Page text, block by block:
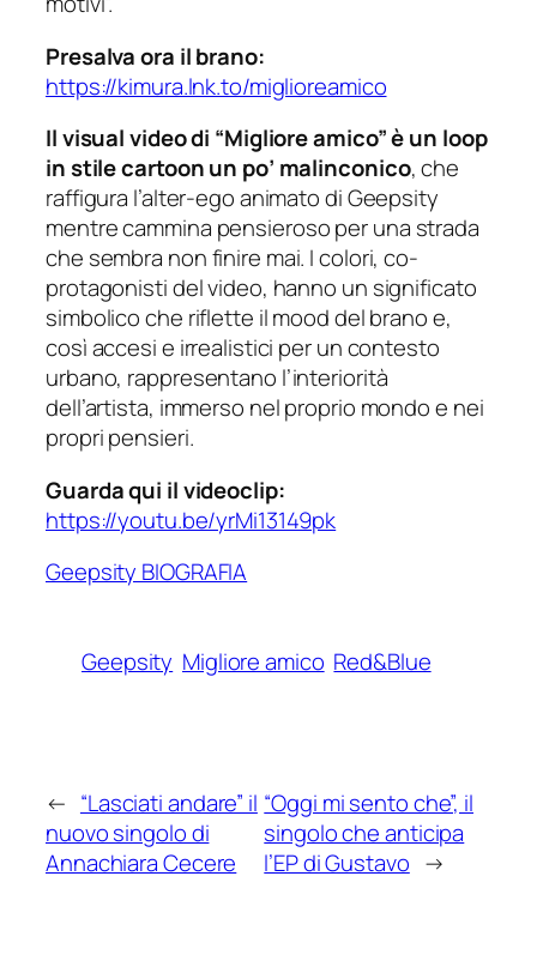
Presalva ora il brano:
https://kimura.lnk.to/miglioreamico
Il visual video di “Migliore amico” è un loop
in stile cartoon un po’ malinconico, che
raffigura l’alter-ego animato di Geepsity
mentre cammina pensieroso per una strada
che sembra non finire mai. I colori, co-
protagonisti del video, hanno un significato
simbolico che riflette il mood del brano e,
così accesi e irrealistici per un contesto
urbano, rappresentano l’interiorità
dell’artista, immerso nel proprio mondo e nei
propri pensieri.
Guarda qui il videoclip:
https://youtu.be/yrMi13149pk
Geepsity BIOGRAFIA
Geepsity Migliore amico Red&Blue
← “Lasciati andare” il
nuovo singolo di
Annachiara Cecere
“Oggi mi sento che”, il
singolo che anticipa
l’EP di Gustavo →